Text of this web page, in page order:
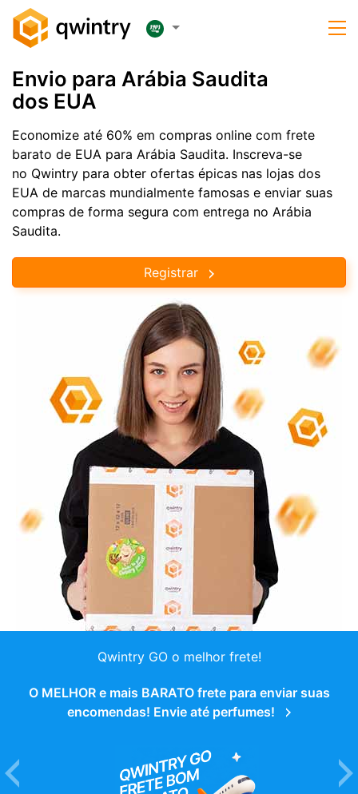
Envio para Arábia Saudita
dos EUA
Economize até 60% em compras online com frete
barato de EUA para Arábia Saudita. Inscreva-se
no Qwintry para obter ofertas épicas nas lojas dos
EUA de marcas mundialmente famosas e enviar suas
compras de forma segura com entrega no Arábia
Saudita.
Registrar
Qwintry GO o melhor frete!
O MELHOR e mais BARATO frete para enviar suas
encomendas! Envie até perfumes!